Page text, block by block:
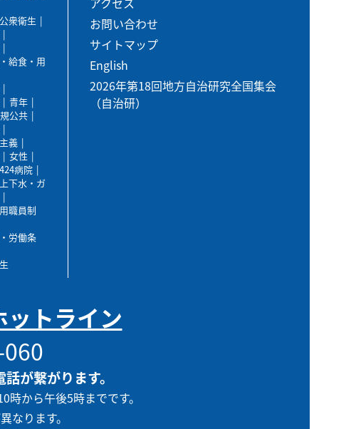
衆衛生
給食・用
青年
公共
義
女性
病院
下水・ガ
職員制
労働条
お問い合わせ
サイトマップ
English
2026年第18回地方自治研究全国集会
（自治研）
トライン
が繋がります。
から午後5時までです。
なります。